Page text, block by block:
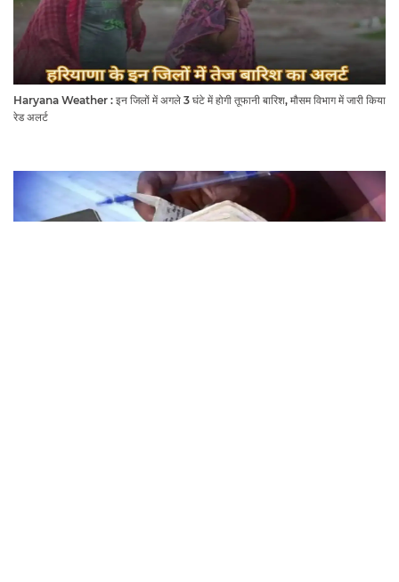
Haryana Weather : इन जिलों में अगले 3 घंटे में होगी तूफानी बारिश, मौसम विभाग में जारी किया
रेड अलर्ट